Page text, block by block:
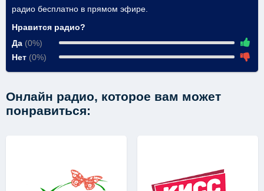
радио бесплатно в прямом эфире.
Нравится радио?
Да (0%)
Нет (0%)
Онлайн радио, которое вам может
понравиться: